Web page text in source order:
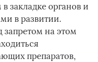
закладке органов и
в развитии.
запретом на этом
препаратов,